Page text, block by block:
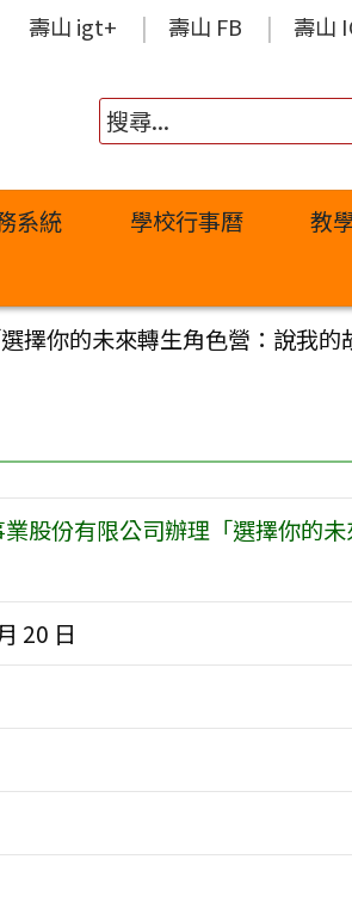
壽山 igt+ 壽山 FB 壽山
系統 學校行事曆 教
擇你的未來轉生角色營：說我
股份有限公司辦理「選擇你的
20 日